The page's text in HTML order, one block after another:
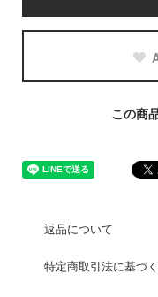
この商
返品について
特定商取引法に基づ